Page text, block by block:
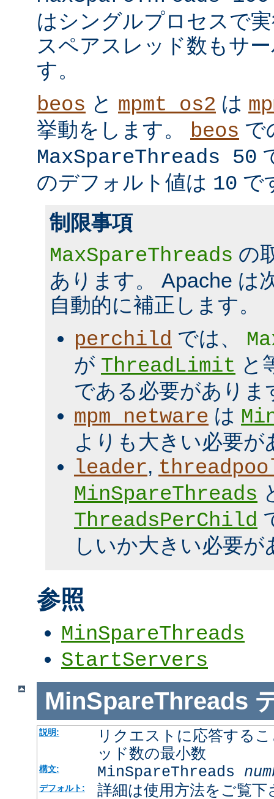
はシングルプロセスで
スペアスレッド数もサ
す。
beos と mpmt_os2 は
挙動をします。 beos で
MaxSpareThreads 50
のデフォルト値は 10 で
制限事項
MaxSpareThreads の
あります。 Apache は
自動的に補正します。
perchild では、
が ThreadLimit と
である必要がありま
mpm_netware は
よりも大きい必要が
leader,
MinSpareThreads
ThreadsPerChild
しいか大きい必要が
参照
MinSpareThreads
StartServers
MinSpareThreads
説明:
リクエストに応答する
ッド数の最小数
構文: MinSpareThreads
デフォルト: 詳細は使用方法をご覧下